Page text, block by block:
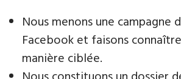
Nous menons une campagne
Facebook et faisons
manière ciblée.